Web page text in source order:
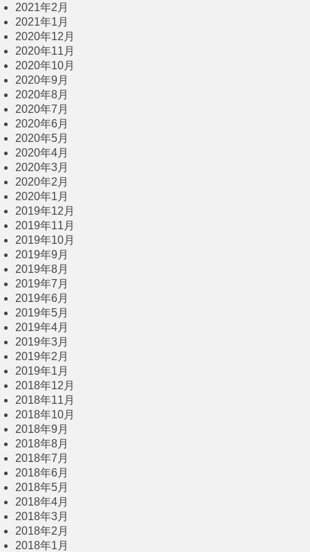
2021年2月
2021年1月
2020年12月
2020年11月
2020年10月
2020年9月
2020年8月
2020年7月
2020年6月
2020年5月
2020年4月
2020年3月
2020年2月
2020年1月
2019年12月
2019年11月
2019年10月
2019年9月
2019年8月
2019年7月
2019年6月
2019年5月
2019年4月
2019年3月
2019年2月
2019年1月
2018年12月
2018年11月
2018年10月
2018年9月
2018年8月
2018年7月
2018年6月
2018年5月
2018年4月
2018年3月
2018年2月
2018年1月